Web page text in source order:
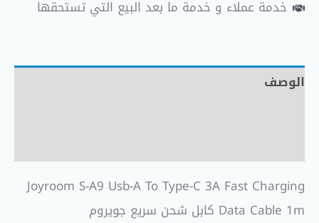
خدمة عملاء و خدمة ما بعد البيع التي تستحقها
الوصف
Joyroom S-A9 Usb-A To Type-C 3A Fast Charging
Data Cable 1m كابل شحن سريع جويروم